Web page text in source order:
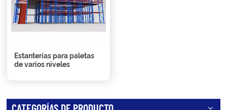
Estanterías para paletas
de varios niveles